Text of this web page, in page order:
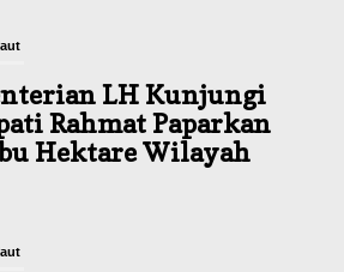
LH Kunjungi
Rahmat Paparkan
Hektare Wilayah